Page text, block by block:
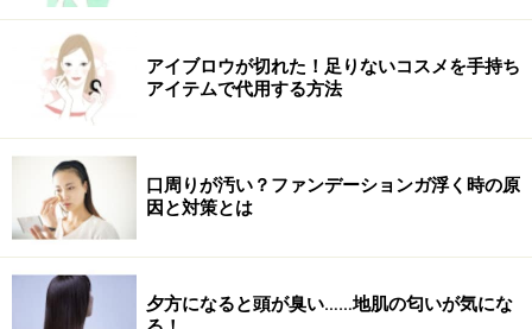
アイブロウが切れた！足りないコスメを手持ち
アイテムで代用する方法
口周りが汚い？ファンデーションガ浮く時の原
因と対策とは
夕方になると頭が臭い……地肌の匂いが気にな